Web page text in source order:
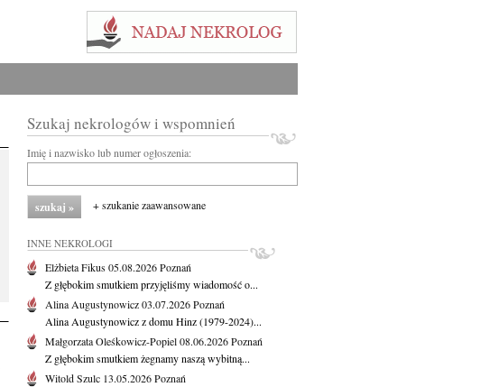
Szukaj nekrologów i wspomnień
Imię i nazwisko lub numer ogłoszenia:
+ szukanie zaawansowane
INNE NEKROLOGI
Elżbieta Fikus05.08.2026Poznań
Z głębokim smutkiem przyjęliśmy wiadomość o...
Alina Augustynowicz03.07.2026Poznań
Alina Augustynowicz z domu Hinz (1979-2024)...
Małgorzata Oleśkowicz-Popiel08.06.2026Poznań
Z głębokim smutkiem żegnamy naszą wybitną...
Witold Szulc 13.05.2026Poznań